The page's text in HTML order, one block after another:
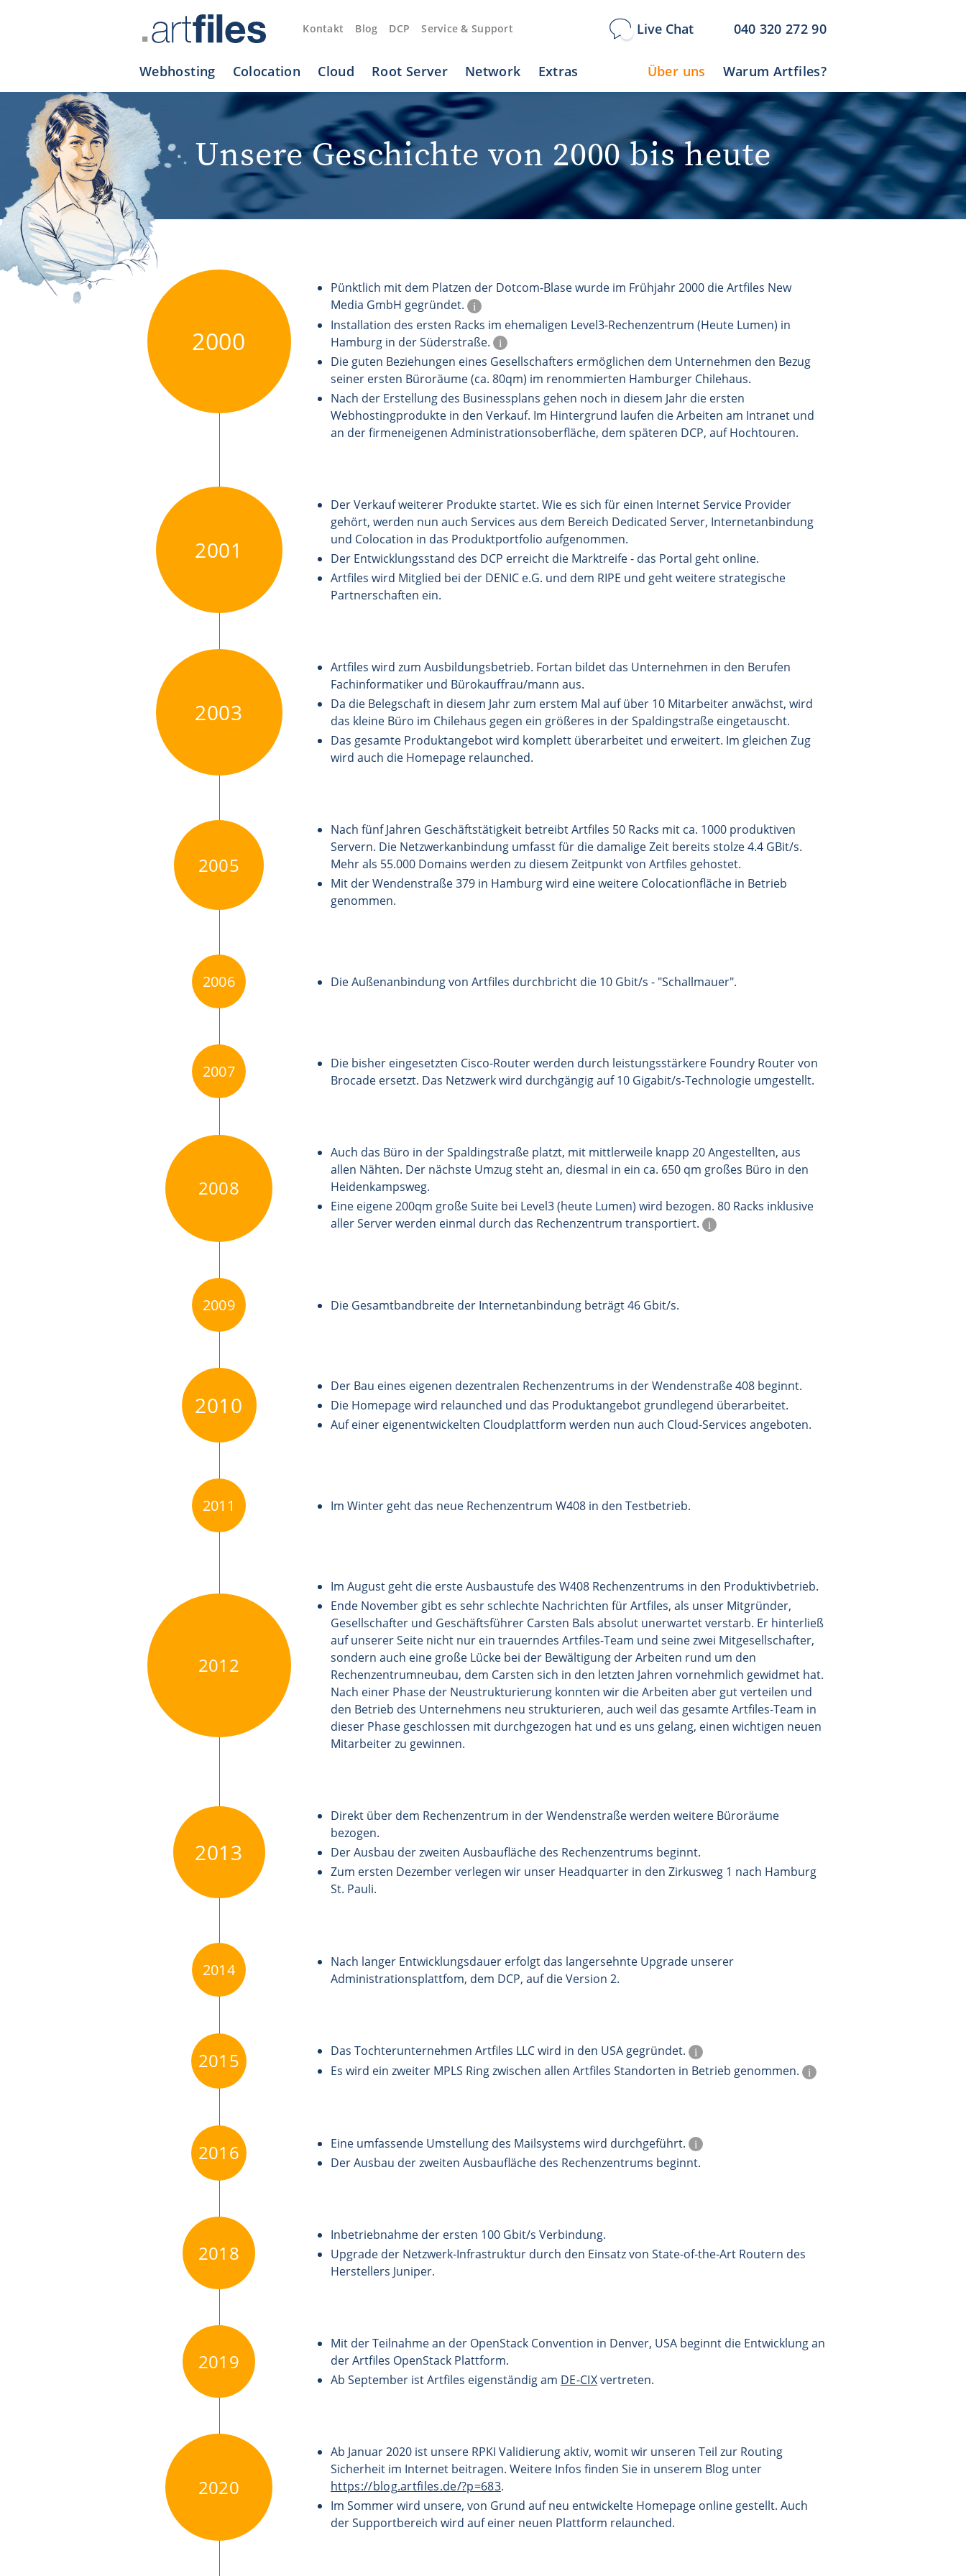
Kontakt Blog DCP Service & Support Live Chat 040 320 272 90
Webhosting Colocation Cloud Root Server Network Extras Über uns Warum Artfiles?
Unsere Geschichte von 2000 bis heute
2000
Pünktlich mit dem Platzen der Dotcom-Blase wurde im Frühjahr 2000 die Artfiles New
Media GmbH gegründet.
i
Installation des ersten Racks im ehemaligen Level3-Rechenzentrum (Heute Lumen) in
Hamburg in der Süderstraße.
i
Die guten Beziehungen eines Gesellschafters ermöglichen dem Unternehmen den Bezug
seiner ersten Büroräume (ca. 80qm) im renommierten Hamburger Chilehaus.
Nach der Erstellung des Businessplans gehen noch in diesem Jahr die ersten
Webhostingprodukte in den Verkauf. Im Hintergrund laufen die Arbeiten am Intranet und
an der firmeneigenen Administrationsoberfläche, dem späteren DCP, auf Hochtouren.
2001
Der Verkauf weiterer Produkte startet. Wie es sich für einen Internet Service Provider
gehört, werden nun auch Services aus dem Bereich Dedicated Server, Internetanbindung
und Colocation in das Produktportfolio aufgenommen.
Der Entwicklungsstand des DCP erreicht die Marktreife - das Portal geht online.
Artfiles wird Mitglied bei der DENIC e.G. und dem RIPE und geht weitere strategische
Partnerschaften ein.
2003
Artfiles wird zum Ausbildungsbetrieb. Fortan bildet das Unternehmen in den Berufen
Fachinformatiker und Bürokauffrau/mann aus.
Da die Belegschaft in diesem Jahr zum erstem Mal auf über 10 Mitarbeiter anwächst, wird
das kleine Büro im Chilehaus gegen ein größeres in der Spaldingstraße eingetauscht.
Das gesamte Produktangebot wird komplett überarbeitet und erweitert. Im gleichen Zug
wird auch die Homepage relaunched.
2005
Nach fünf Jahren Geschäftstätigkeit betreibt Artfiles 50 Racks mit ca. 1000 produktiven
Servern. Die Netzwerkanbindung umfasst für die damalige Zeit bereits stolze 4.4 GBit/s.
Mehr als 55.000 Domains werden zu diesem Zeitpunkt von Artfiles gehostet.
Mit der Wendenstraße 379 in Hamburg wird eine weitere Colocationfläche in Betrieb
genommen.
2006 Die Außenanbindung von Artfiles durchbricht die 10 Gbit/s - "Schallmauer".
2007
Die bisher eingesetzten Cisco-Router werden durch leistungsstärkere Foundry Router von
Brocade ersetzt. Das Netzwerk wird durchgängig auf 10 Gigabit/s-Technologie umgestellt.
2008
Auch das Büro in der Spaldingstraße platzt, mit mittlerweile knapp 20 Angestellten, aus
allen Nähten. Der nächste Umzug steht an, diesmal in ein ca. 650 qm großes Büro in den
Heidenkampsweg.
Eine eigene 200qm große Suite bei Level3 (heute Lumen) wird bezogen. 80 Racks inklusive
aller Server werden einmal durch das Rechenzentrum transportiert.
i
2009 Die Gesamtbandbreite der Internetanbindung beträgt 46 Gbit/s.
2010
Der Bau eines eigenen dezentralen Rechenzentrums in der Wendenstraße 408 beginnt.
Die Homepage wird relaunched und das Produktangebot grundlegend überarbeitet.
Auf einer eigenentwickelten Cloudplattform werden nun auch Cloud-Services angeboten.
2011 Im Winter geht das neue Rechenzentrum W408 in den Testbetrieb.
2012
Im August geht die erste Ausbaustufe des W408 Rechenzentrums in den Produktivbetrieb.
Ende November gibt es sehr schlechte Nachrichten für Artfiles, als unser Mitgründer,
Gesellschafter und Geschäftsführer Carsten Bals absolut unerwartet verstarb. Er hinterließ
auf unserer Seite nicht nur ein trauerndes Artfiles-Team und seine zwei Mitgesellschafter,
sondern auch eine große Lücke bei der Bewältigung der Arbeiten rund um den
Rechenzentrumneubau, dem Carsten sich in den letzten Jahren vornehmlich gewidmet hat.
Nach einer Phase der Neustrukturierung konnten wir die Arbeiten aber gut verteilen und
den Betrieb des Unternehmens neu strukturieren, auch weil das gesamte Artfiles-Team in
dieser Phase geschlossen mit durchgezogen hat und es uns gelang, einen wichtigen neuen
Mitarbeiter zu gewinnen.
2013
Direkt über dem Rechenzentrum in der Wendenstraße werden weitere Büroräume
bezogen.
Der Ausbau der zweiten Ausbaufläche des Rechenzentrums beginnt.
Zum ersten Dezember verlegen wir unser Headquarter in den Zirkusweg 1 nach Hamburg
St. Pauli.
2014
Nach langer Entwicklungsdauer erfolgt das langersehnte Upgrade unserer
Administrationsplattfom, dem DCP, auf die Version 2.
2015 Das Tochterunternehmen Artfiles LLC wird in den USA gegründet. i
Es wird ein zweiter MPLS Ring zwischen allen Artfiles Standorten in Betrieb genommen. i
2016 Eine umfassende Umstellung des Mailsystems wird durchgeführt. i
Der Ausbau der zweiten Ausbaufläche des Rechenzentrums beginnt.
2018
Inbetriebnahme der ersten 100 Gbit/s Verbindung.
Upgrade der Netzwerk-Infrastruktur durch den Einsatz von State-of-the-Art Routern des
Herstellers Juniper.
2019
Mit der Teilnahme an der OpenStack Convention in Denver, USA beginnt die Entwicklung an
der Artfiles OpenStack Plattform.
Ab September ist Artfiles eigenständig am DE-CIXvertreten.
2020
Ab Januar 2020 ist unsere RPKI Validierung aktiv, womit wir unseren Teil zur Routing
Sicherheit im Internet beitragen. Weitere Infos finden Sie in unserem Blog unter
https://blog.artfiles.de/?p=683.
Im Sommer wird unsere, von Grund auf neu entwickelte Homepage online gestellt. Auch
der Supportbereich wird auf einer neuen Plattform relaunched.